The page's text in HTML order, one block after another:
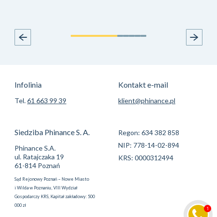
Infolinia
Tel.61 663 99 39
Kontakt e-mail
klient@phinance.pl
Siedziba Phinance S. A.
Phinance S.A.
ul. Ratajczaka 19
61-814 Poznań
Sąd Rejonowy Poznań – Nowe Miasto
i Wilda w Poznaniu, VIII Wydział
Gospodarczy KRS, Kapitał zakładowy: 500
000 zł
Regon: 634 382 858
NIP: 778-14-02-894
KRS: 0000312494